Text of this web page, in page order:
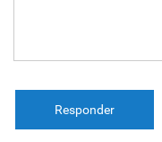
Responder